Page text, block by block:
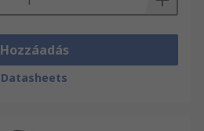
Hozzáadás
Datasheets